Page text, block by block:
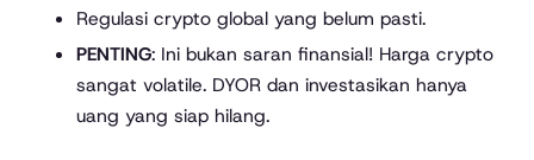
Regulasi crypto global yang belum pasti.
PENTING: Ini bukan saran finansial! Harga crypto
sangat volatile. DYOR dan investasikan hanya
uang yang siap hilang.